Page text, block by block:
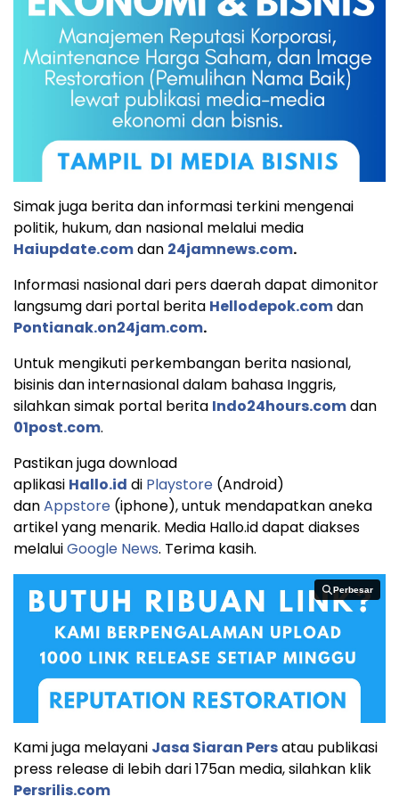
Simak juga berita dan informasi terkini mengenai
politik, hukum, dan nasional melalui media
Haiupdate.comdan 24jamnews.com.
Informasi nasional dari pers daerah dapat dimonitor
langsumg dari portal berita Hellodepok.comdan
Pontianak.on24jam.com.
Untuk mengikuti perkembangan berita nasional,
bisinis dan internasional dalam bahasa Inggris,
silahkan simak portal berita Indo24hours.comdan
01post.com.
Pastikan juga download
aplikasi Hallo.id di Playstore (Android)
danAppstore (iphone), untuk mendapatkan aneka
artikel yang menarik. Media Hallo.id dapat diakses
melaluiGoogle News. Terima kasih.
Perbesar
Perbesar
Kami juga melayani Jasa Siaran Persatau publikasi
press release di lebih dari 175an media, silahkan klik
Persrilis.com